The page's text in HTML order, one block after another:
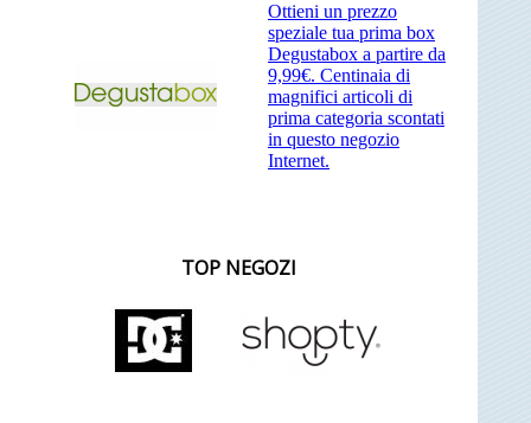
Ottieni un prezzo
speziale tua prima box
Degustabox a partire da
9,99€. Centinaia di
magnifici articoli di
prima categoria scontati
in questo negozio
Internet.
TOP NEGOZI